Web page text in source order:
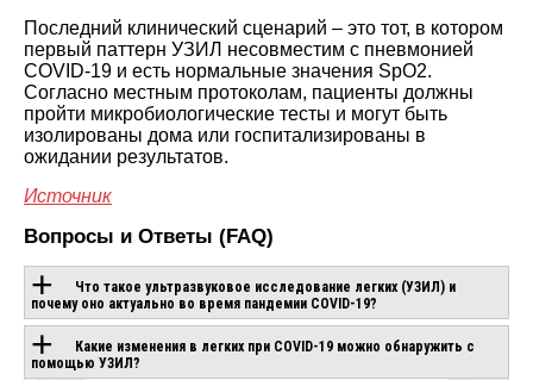
Последний клинический сценарий – это тот, в котором
первый паттерн УЗИЛ несовместим с пневмонией
COVID-19 и есть нормальные значения SpO2.
Согласно местным протоколам, пациенты должны
пройти микробиологические тесты и могут быть
изолированы дома или госпитализированы в
ожидании результатов.
Источник
Вопросы и Ответы (FAQ)
Что такое ультразвуковое исследование легких (УЗИЛ) и
почему оно актуально во время пандемии COVID-19?
Какие изменения в легких при COVID-19 можно обнаружить с
помощью УЗИЛ?
ОБОРУДОВАНИЕ С